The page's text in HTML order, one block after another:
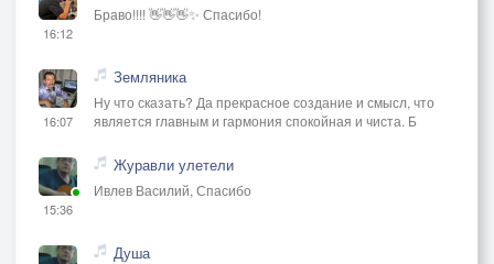
16:12
Браво!!!! 👋👋👋✨ Спасибо!
16:07
Земляника
Ну что сказать? Да прекрасное создание и смысл, что
является главным и гармония спокойная и чиста. Б
15:36
Журавли улетели
Ивлев Василий, Спасибо
Душа